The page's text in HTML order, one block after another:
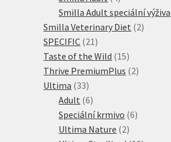
produkty
Smilla Adult speciální výživa
Smilla Veterinary Diet 22
SPECIFIC 21 21
produktů
Taste of the Wild 1515
produktů
Thrive PremiumPlus 22
Ultima 3333
produktů
Adult 66
produktů
Speciální krmivo 66
Ultima Nature 22